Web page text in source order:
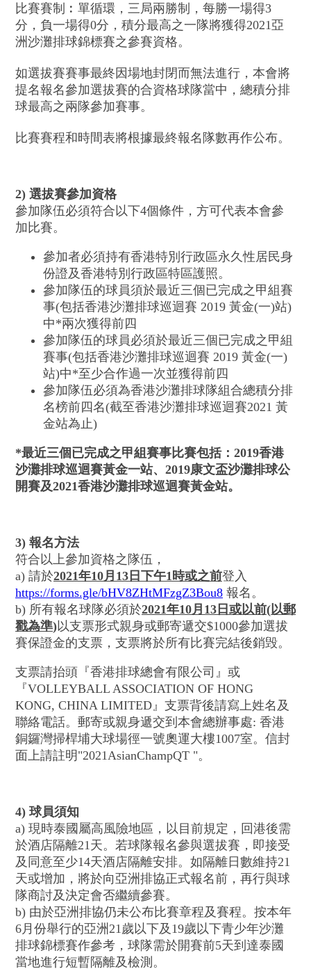
比賽賽制︰單循環，三局兩勝制，每勝一場得3
分，負一場得0分，積分最高之一隊將獲得2021亞
洲沙灘排球錦標賽之參賽資格。
如選拔賽賽事最終因場地封閉而無法進行，本會將
提名報名參加選拔賽的合資格球隊當中，總積分排
球最高之兩隊參加賽事。
比賽賽程和時間表將根據最終報名隊數再作公布。
2) 選拔賽參加資格
參加隊伍必須符合以下4個條件，方可代表本會參
加比賽。
參加者必須持有香港特別行政區永久性居民身
份證及香港特別行政區特區護照。
參加隊伍的球員須於最近三個已完成之甲組賽
事(包括香港沙灘排球巡迴賽 2019 黃金(一)站)
中*兩次獲得前四
參加隊伍的球員必須於最近三個已完成之甲組
賽事(包括香港沙灘排球巡迴賽 2019 黃金(一)
站)中*至少合作過一次並獲得前四
參加隊伍必須為香港沙灘排球隊組合總積分排
名榜前四名(截至香港沙灘排球巡迴賽2021 黃
金站為止)
*最近三個已完成之甲組賽事比賽包括： 2019香港
沙灘排球巡迴賽黃金一站、 2019康文盃沙灘排球公
開賽及2021香港沙灘排球巡迴賽黃金站。
3) 報名方法
符合以上參加資格之隊伍，
a) 請於2021年10月 13 日下午1時或之前登入
https://forms.gle/bHV8ZHtMFzgZ3Bou8 報名。
b) 所有報名球隊必須於2021年10月 13 日或以前(以郵
戳為準)以支票形式親身或郵寄遞交$1000參加選拔
賽保證金的支票，支票將於所有比賽完結後銷毁。
支票請抬頭『香港排球總會有限公司』或
『VOLLEYBALL ASSOCIATION OF HONG
KONG, CHINA LIMITED』支票背後請寫上姓名及
聯絡電話。郵寄或親身遞交到本會總辦事處: 香港
銅鑼灣掃桿埔大球場徑一號奧運大樓1007室。信封
面上請註明"2021AsianChampQT "。
4) 球員須知
a) 現時泰國屬高風險地區，以目前規定，回港後需
於酒店隔離21天。若球隊報名參與選拔賽，即接受
及同意至少14天酒店隔離安排。如隔離日數維持21
天或增加，將於向亞洲排協正式報名前，再行與球
隊商討及決定會否繼續參賽。
b) 由於亞洲排協仍未公布比賽章程及賽程。按本年
6月份舉行的亞洲21歲以下及19歲以下青少年沙灘
排球錦標賽作參考，球隊需於開賽前5天到達泰國
當地進行短暫隔離及檢測。